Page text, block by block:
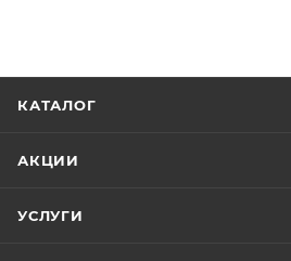
КАТАЛОГ
АКЦИИ
УСЛУГИ